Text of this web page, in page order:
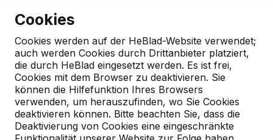
Cookies
Cookies werden auf der HeBlad-Website verwendet;
auch werden Cookies durch Drittanbieter platziert,
die durch HeBlad eingesetzt werden. Es ist frei,
Cookies mit dem Browser zu deaktivieren. Sie
können die Hilfefunktion Ihres Browsers
verwenden, um herauszufinden, wo Sie Cookies
deaktivieren können. Bitte beachten Sie, dass die
Deaktivierung von Cookies eine eingeschränkte
Deutschland
Referenties in:Zittau
Geen reviews gevonden voor deze